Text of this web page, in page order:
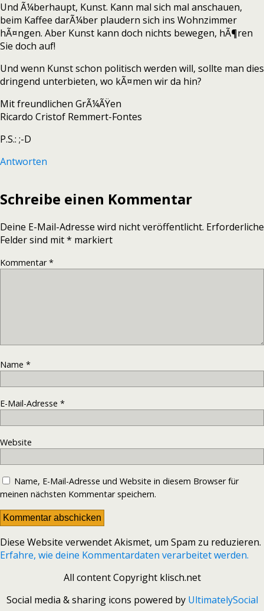
Und Ã¼berhaupt, Kunst. Kann mal sich mal anschauen,
beim Kaffee darÃ¼ber plaudern sich ins Wohnzimmer
hÃ¤ngen. Aber Kunst kann doch nichts bewegen, hÃ¶ren
Sie doch auf!
Und wenn Kunst schon politisch werden will, sollte man dies
dringend unterbieten, wo kÃ¤men wir da hin?
Mit freundlichen GrÃ¼ÃŸen
Ricardo Cristof Remmert-Fontes
P.S.: ;-D
Antworten
Schreibe einen Kommentar
Deine E-Mail-Adresse wird nicht veröffentlicht. Erforderliche
Felder sind mit* markiert
Kommentar*
Name *
E-Mail-Adresse *
Website
Name, E-Mail-Adresse und Website in diesem Browser für
meinen nächsten Kommentar speichern.
Diese Website verwendet Akismet, um Spam zu reduzieren.
Erfahre, wie deine Kommentardaten verarbeitet werden.
All content Copyright klisch.net
Social media & sharing icons powered by UltimatelySocial